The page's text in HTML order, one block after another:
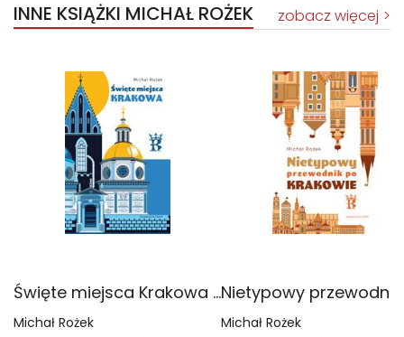
INNE KSIĄŻKI MICHAŁ ROŻEK zobacz więcej
Święte miejsca Krakowa wyd. 2024
Michał Rożek Michał Rożek